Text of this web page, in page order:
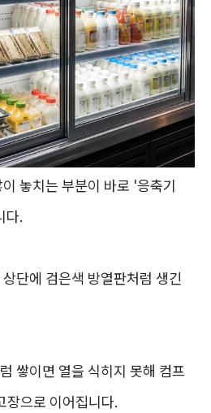
놓치는 부분이 바로 '응축기
다.
단에 검은색 방열판처럼 생긴
쌓이면 열을 식히지 못해 컴프
장으로 이어집니다.